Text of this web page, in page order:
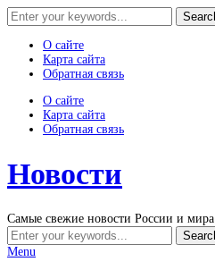
О сайте
Карта сайта
Обратная связь
О сайте
Карта сайта
Обратная связь
Новости
Самые свежие новости России и мира
Menu